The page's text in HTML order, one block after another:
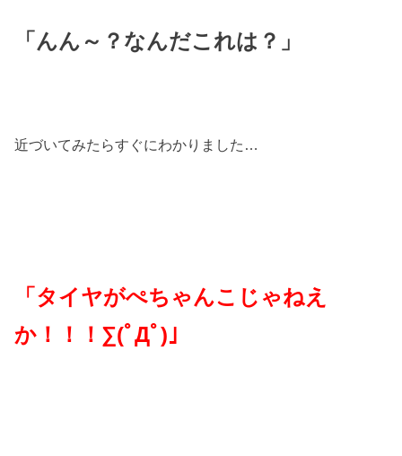
「んん～？なんだこれは？」
近づいてみたらすぐにわかりました…
「タイヤがぺちゃんこじゃねえ
か！！！∑(ﾟДﾟ)」